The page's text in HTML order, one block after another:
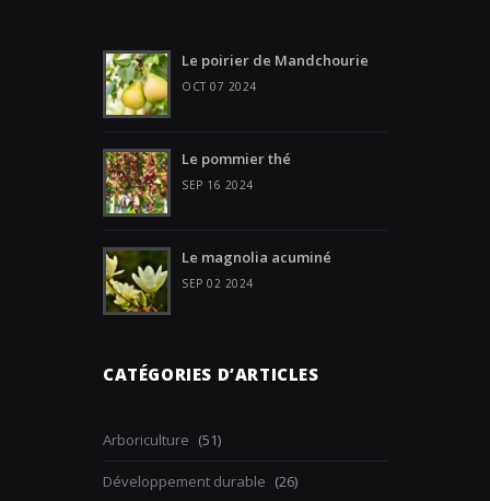
Le poirier de Mandchourie
OCT 07 2024
Le pommier thé
SEP 16 2024
Le magnolia acuminé
SEP 02 2024
CATÉGORIES D’ARTICLES
Arboriculture (51)
Développement durable (26)